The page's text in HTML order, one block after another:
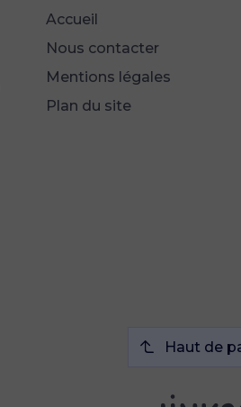
Accueil
Nous contacter
Mentions légales
Plan du site
Haut de